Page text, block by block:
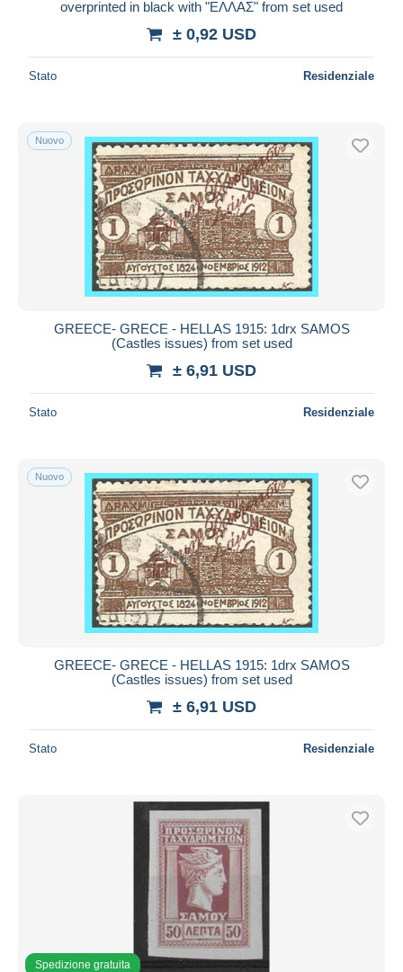
overprinted in black with "ΕΛΛΑΣ" from set used
± 0,92 USD
Stato Residenziale
Nuovo
GREECE- GRECE - HELLAS 1915: 1drx SAMOS
(Castles issues) from set used
± 6,91 USD
Stato Residenziale
Nuovo
GREECE- GRECE - HELLAS 1915: 1drx SAMOS
(Castles issues) from set used
± 6,91 USD
Stato Residenziale
Spedizione gratuita